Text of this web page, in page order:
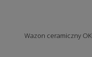
Wazon ceramiczny